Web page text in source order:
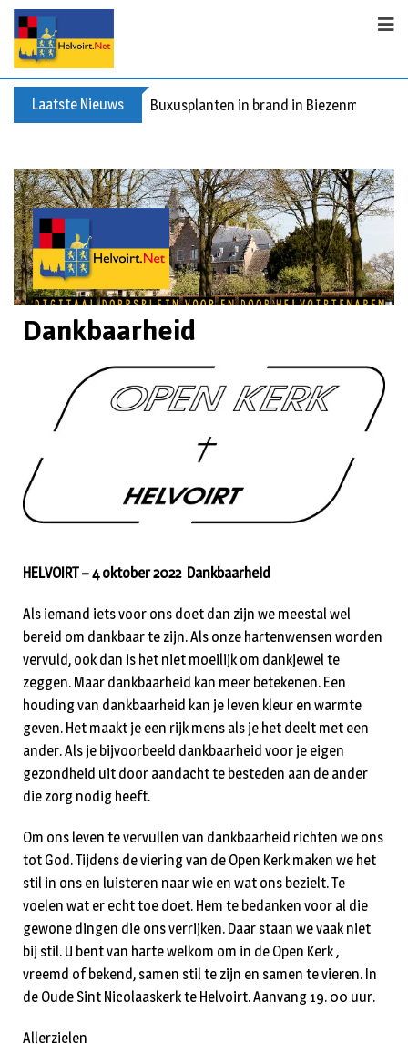
Laatste Nieuws Buxusplanten in brand in Biezenmortel,
Dankbaarheid
HELVOIRT – 4 oktober 2022 Dankbaarheid
Als iemand iets voor ons doet dan zijn we meestal wel
bereid om dankbaar te zijn. Als onze hartenwensen worden
vervuld, ook dan is het niet moeilijk om dankjewel te
zeggen. Maar dankbaarheid kan meer betekenen. Een
houding van dankbaarheid kan je leven kleur en warmte
geven. Het maakt je een rijk mens als je het deelt met een
ander. Als je bijvoorbeeld dankbaarheid voor je eigen
gezondheid uit door aandacht te besteden aan de ander
die zorg nodig heeft.
Om ons leven te vervullen van dankbaarheid richten we ons
tot God. Tijdens de viering van de Open Kerk maken we het
stil in ons en luisteren naar wie en wat ons bezielt. Te
voelen wat er echt toe doet. Hem te bedanken voor al die
gewone dingen die ons verrijken. Daar staan we vaak niet
bij stil. U bent van harte welkom om in de Open Kerk ,
vreemd of bekend, samen stil te zijn en samen te vieren. In
de Oude Sint Nicolaaskerk te Helvoirt. Aanvang 19. 00 uur.
Allerzielen